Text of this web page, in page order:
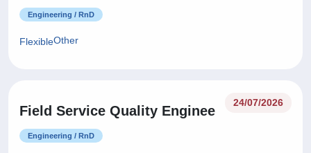
Engineering / RnD
FlexibleOther
Field Service Quality Enginee
24/07/2026
Engineering / RnD